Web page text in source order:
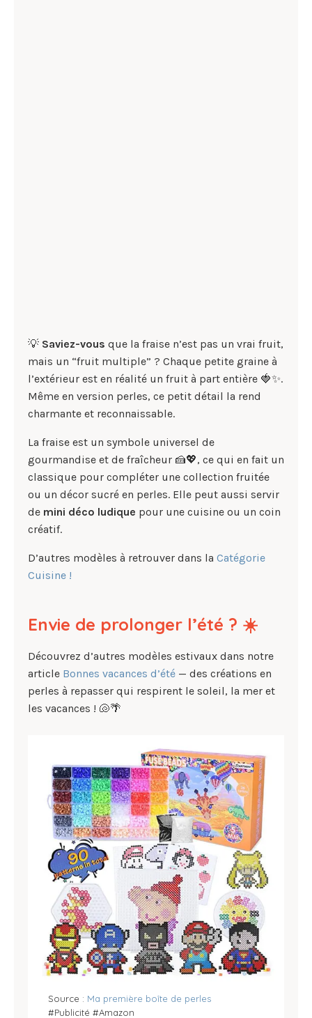
💡 Saviez-vous que la fraise n’est pas un vrai fruit,
mais un “fruit multiple” ? Chaque petite graine à
l’extérieur est en réalité un fruit à part entière 🍓✨.
Même en version perles, ce petit détail la rend
charmante et reconnaissable.
La fraise est un symbole universel de
gourmandise et de fraîcheur 🍰💖, ce qui en fait un
classique pour compléter une collection fruitée
ou un décor sucré en perles. Elle peut aussi servir
de mini déco ludique pour une cuisine ou un coin
créatif.
D’autres modèles à retrouver dans la Catégorie
Cuisine !
Envie de prolonger l’été ? ☀️
Découvrez d’autres modèles estivaux dans notre
article Bonnes vacances d’été — des créations en
perles à repasser qui respirent le soleil, la mer et
les vacances ! 🐚🌴
Source : Ma première boîte de perles
#Publicité #Amazon